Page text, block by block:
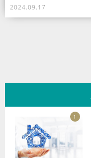
2024.09.17
1